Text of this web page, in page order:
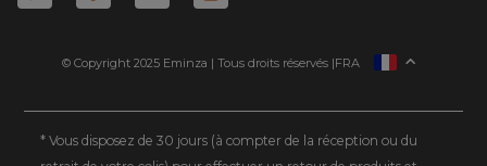
© Copyright 2025 Eminza | Tous droits réservés |
ESPAÑA
DEUTSCHLAND
FRA
* Vous disposez de 30 jours (à compter de la réception ou du